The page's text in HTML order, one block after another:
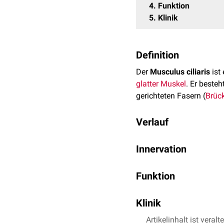
4 Funktion
5 Klinik
Definition
Der Musculus ciliaris ist
glatter Muskel. Er
gerichteten Fasern (
Verlauf
an. Der Musculus ciliaris
Innervation
mit demNervus
Funktion
entspannt. Durch die
so ihre
Klinik
DeranterioreTeil der
Artikelinhalt ist